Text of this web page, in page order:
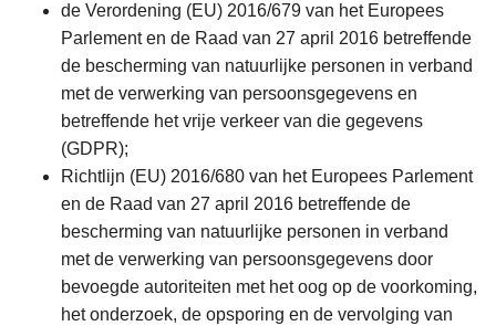
de Verordening (EU) 2016/679 van het Europees
Parlement en de Raad van 27 april 2016 betreffende
de bescherming van natuurlijke personen in verband
met de verwerking van persoonsgegevens en
betreffende het vrije verkeer van die gegevens
(GDPR);
Richtlijn (EU) 2016/680 van het Europees Parlement
en de Raad van 27 april 2016 betreffende de
bescherming van natuurlijke personen in verband
met de verwerking van persoonsgegevens door
bevoegde autoriteiten met het oog op de voorkoming,
het onderzoek, de opsporing en de vervolging van